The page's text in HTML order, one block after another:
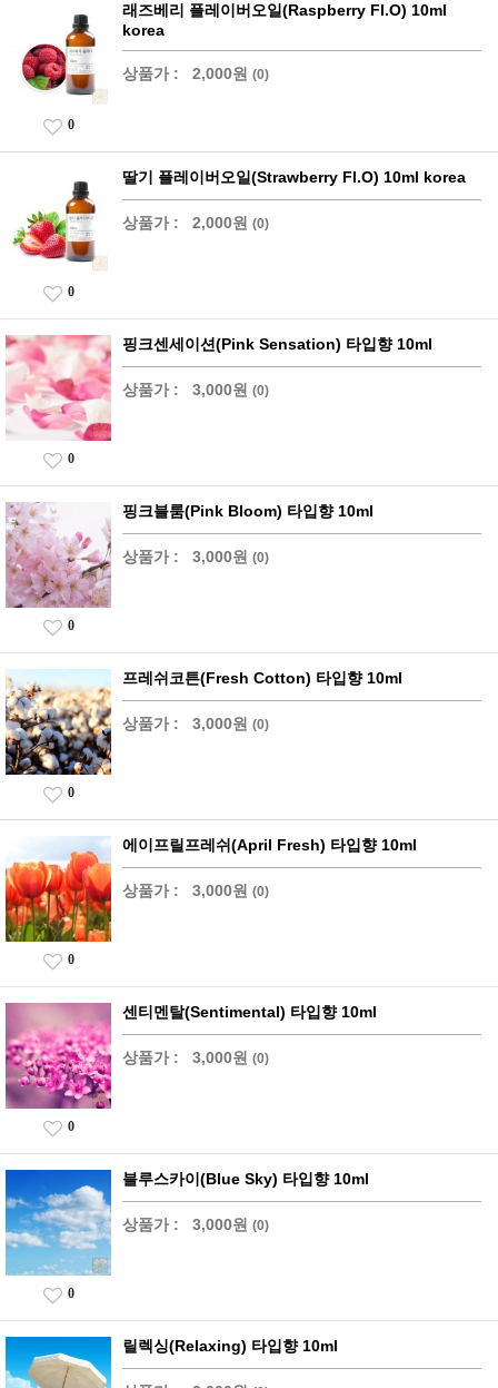
래즈베리 플레이버오일(Raspberry Fl.O) 10ml
korea
상품가 : 2,000원 (0)
0
딸기 플레이버오일(Strawberry Fl.O) 10ml korea
상품가 : 2,000원 (0)
0
핑크센세이션(Pink Sensation) 타입향 10ml
상품가 : 3,000원 (0)
0
핑크블룸(Pink Bloom) 타입향 10ml
상품가 : 3,000원 (0)
0
프레쉬코튼(Fresh Cotton) 타입향 10ml
상품가 : 3,000원 (0)
0
에이프릴프레쉬(April Fresh) 타입향 10ml
상품가 : 3,000원 (0)
0
센티멘탈(Sentimental) 타입향 10ml
상품가 : 3,000원 (0)
0
블루스카이(Blue Sky) 타입향 10ml
상품가 : 3,000원 (0)
0
릴렉싱(Relaxing) 타입향 10ml